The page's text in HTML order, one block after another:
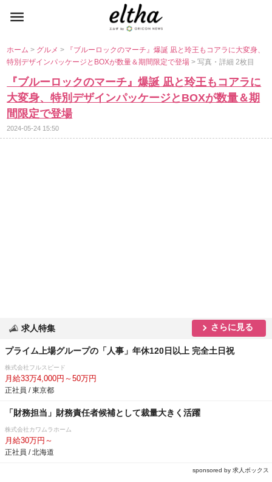
ホーム> グルメ>
『ブルーロックのマーチ』爆誕 凪と玲王もコアラに大変身、
特別デザインパッケージとBOXが数量＆期間限定で登場> 写真・詳細 2枚目
『ブルーロックのマーチ』爆誕 凪と玲王もコアラに
大変身、特別デザインパッケージとBOXが数量＆期
間限定で登場
2024-05-24 15:50
求人特集 さらに見る
プライム上場グループの「人事」年休120日以上 完全土日祝
株式会社フルスピード
月給33万4,000円～50万円
正社員 / 東京都
「財務担当」財務責任者候補として裁量大きく活躍
株式会社カワムラホーム
月給30万円～
正社員 / 北海道
sponsored by 求人ボックス